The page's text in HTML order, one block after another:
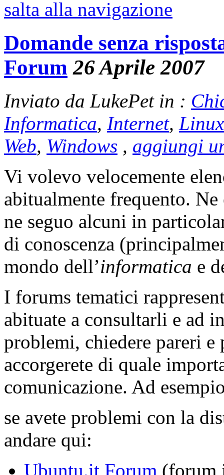
salta alla navigazione
Domande senza
Forum 26 Aprile 2007
Inviato da LukePet in :
Informatica, Internet, Linux
Web, Windows , aggiungi
Vi volevo velocemente
abitualmente frequento.
ne seguo alcuni in
di conoscenza
mondo dell’informatica e
I forums tematici
abituate a consultarli e ad
problemi, chiedere pareri
accorgerete di quale
comunicazione. Ad
se avete problemi con la
andare qui:
Ubuntu.it Forum (forum